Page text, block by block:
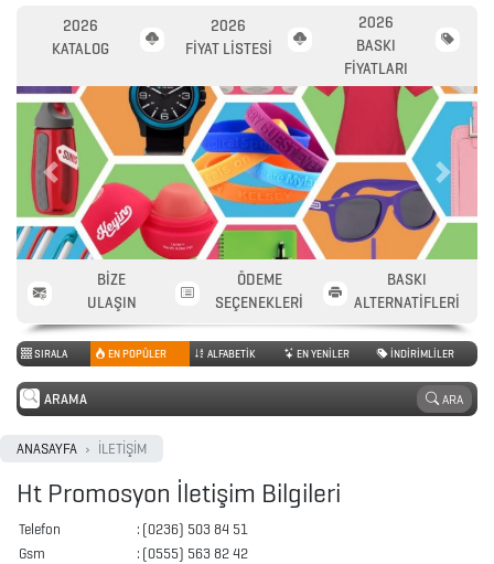
2026
PROMOSYON
AJANDA
2026
PROMOSYON
TAKVİM
ARABA
2026
KATALOG
2026
FİYAT LİSTESİ
2026
BASKI
FİYATLARI
Previous Next
BİZE
ULAŞIN
ÖDEME
SEÇENEKLERİ
BASKI
ALTERNATİFLERİ
SIRALA EN POPÜLER ALFABETİK EN YENİLER İNDİRİMLİLER
ARA
ANASAYFA İLETİŞİM
Ht Promosyon İletişim Bilgileri
Telefon : (0236) 503 84 51
Gsm
: (0555) 563 82 42